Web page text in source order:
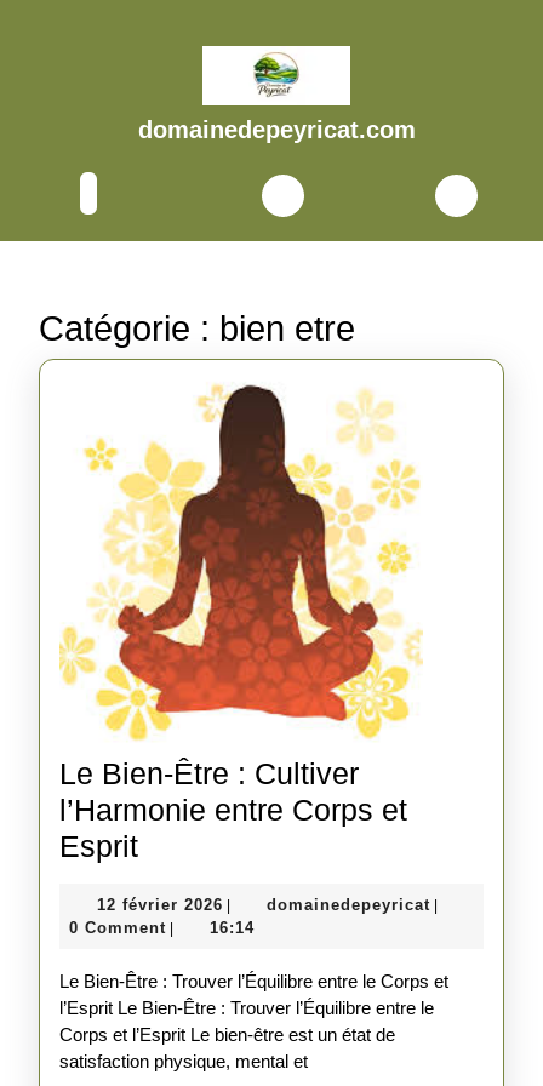
domainedepeyricat.com
Catégorie : bien etre
Le Bien-Être : Cultiver
l’Harmonie entre Corps et
EspritLe
Être
Cultiver
l’Harmonie
entre
12 février 2026 12
février
| domainedepeyricat |
0 Comment | 16:14
Le Bien-Être : Trouver l’Équilibre entre le Corps et
l’Esprit Le Bien-Être : Trouver l’Équilibre entre le
Corps et l’Esprit Le bien-être est un état de
satisfaction physique, mental et